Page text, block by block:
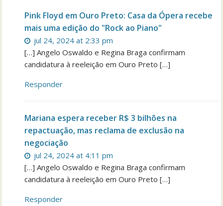
Pink Floyd em Ouro Preto: Casa da Ópera recebe
mais uma edição do "Rock ao Piano"
jul 24, 2024 at 2:33 pm
[…] Angelo Oswaldo e Regina Braga confirmam
candidatura à reeleição em Ouro Preto […]
Responder
Mariana espera receber R$ 3 bilhões na
repactuação, mas reclama de exclusão na
negociação
jul 24, 2024 at 4:11 pm
[…] Angelo Oswaldo e Regina Braga confirmam
candidatura à reeleição em Ouro Preto […]
Responder